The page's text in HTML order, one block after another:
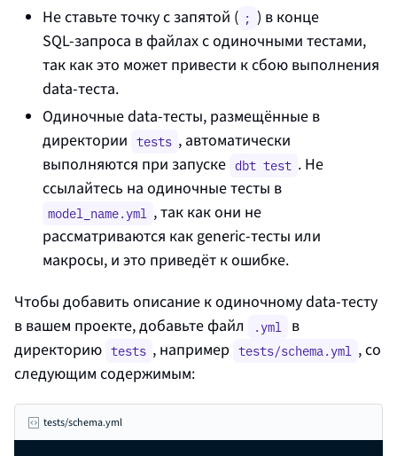
Не ставьте точку с запятой ( ; ) в конце
SQL‑запроса в файлах с одиночными тестами,
так как это может привести к сбою выполнения
data‑теста.
Одиночные data‑тесты, размещённые в
директории tests , автоматически
выполняются при запуске dbt test . Не
ссылайтесь на одиночные тесты в
model_name.yml , так как они не
рассматриваются как generic‑тесты или
макросы, и это приведёт к ошибке.
Чтобы добавить описание к одиночному data‑тесту
в вашем проекте, добавьте файл
.yml в
директорию tests , например tests/schema.yml , со
следующим содержимым:
tests/schema.yml